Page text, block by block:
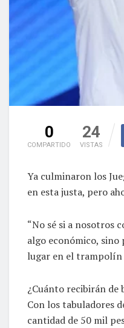
0
COMPARTIDO
24
VISTAS
Ya culminaron los
en esta justa, pero
“No sé si a nosotros
algo económico,
lugar en el trampolín
¿Cuánto recibirán de
Con los tabuladores
cantidad de 50 mil